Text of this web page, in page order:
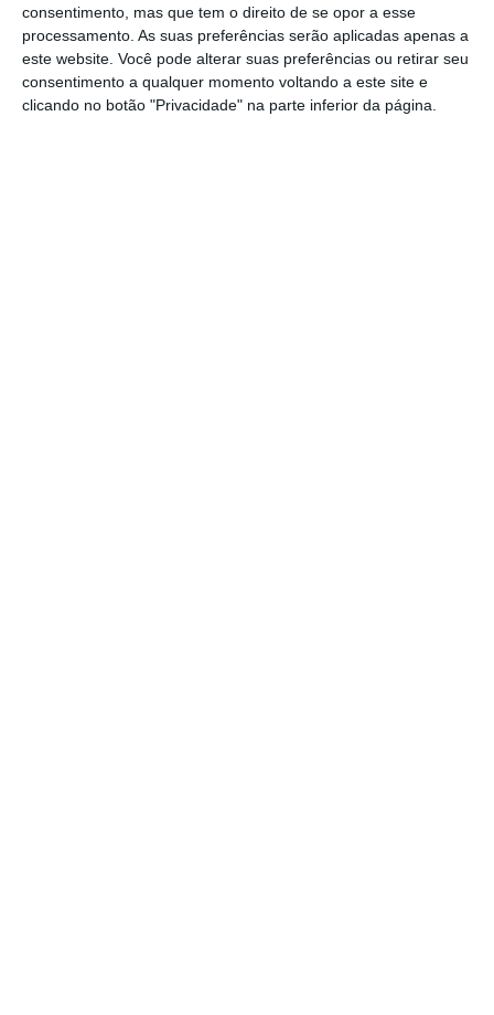
consentimento, mas que tem o direito de se opor a esse
processamento. As suas preferências serão aplicadas apenas a
este website. Você pode alterar suas preferências ou retirar seu
consentimento a qualquer momento voltando a este site e
clicando no botão "Privacidade" na parte inferior da página.